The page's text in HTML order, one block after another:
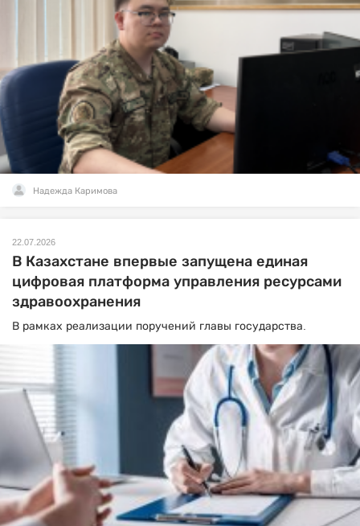
Надежда Каримова
22.07.2026
В Казахстане впервые запущена единая
цифровая платформа управления ресурсами
здравоохранения
В рамках реализации поручений главы государства.